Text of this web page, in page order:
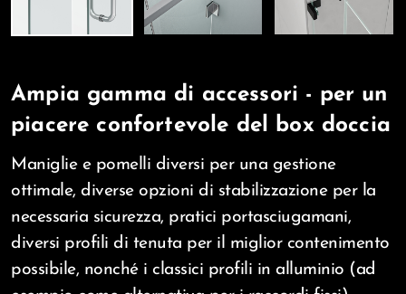
Ampia gamma di accessori - per un
piacere confortevole del box doccia
Maniglie e pomelli diversi per una gestione
ottimale, diverse opzioni di stabilizzazione per la
necessaria sicurezza, pratici portasciugamani,
diversi profili di tenuta per il miglior contenimento
possibile, nonché i classici profili in alluminio (ad